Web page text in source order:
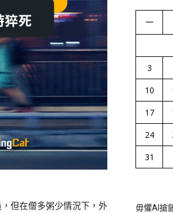
但在僧多粥少情況下，外
一
3
10
17
24
31
毋懼AI搶